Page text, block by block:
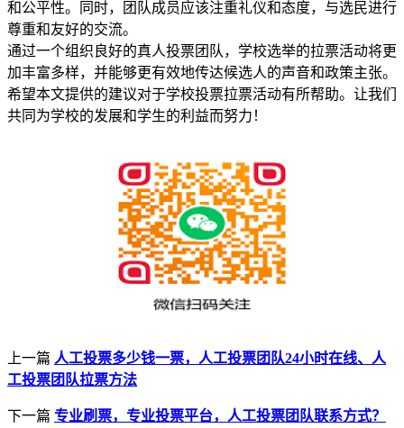
和公平性。同时，团队成员应该注重礼仪和态度，与选民进行
尊重和友好的交流。
通过一个组织良好的真人投票团队，学校选举的拉票活动将更
加丰富多样，并能够更有效地传达候选人的声音和政策主张。
希望本文提供的建议对于学校投票拉票活动有所帮助。让我们
共同为学校的发展和学生的利益而努力！
上一篇 人工投票多少钱一票，人工投票团队24小时在线、人
工投票团队拉票方法
下一篇 专业刷票，专业投票平台，人工投票团队联系方式？